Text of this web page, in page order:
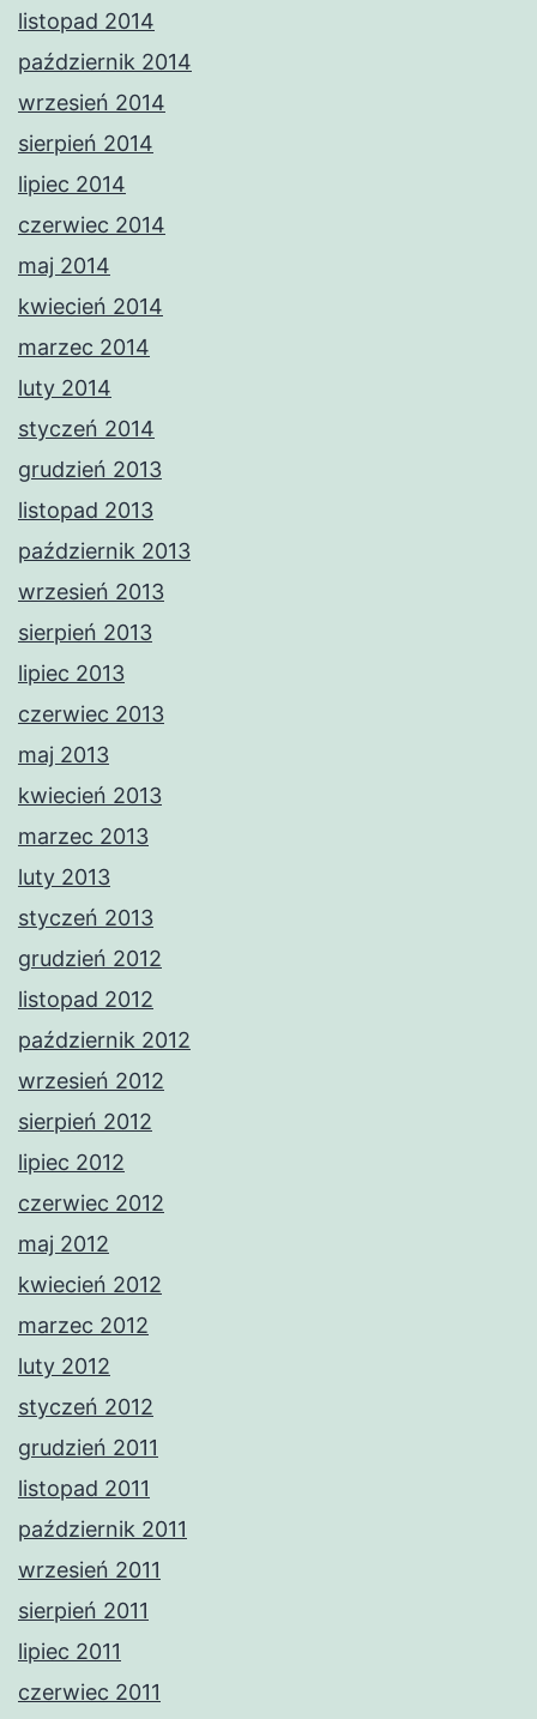
listopad 2014
październik 2014
wrzesień 2014
sierpień 2014
lipiec 2014
czerwiec 2014
maj 2014
kwiecień 2014
marzec 2014
luty 2014
styczeń 2014
grudzień 2013
listopad 2013
październik 2013
wrzesień 2013
sierpień 2013
lipiec 2013
czerwiec 2013
maj 2013
kwiecień 2013
marzec 2013
luty 2013
styczeń 2013
grudzień 2012
listopad 2012
październik 2012
wrzesień 2012
sierpień 2012
lipiec 2012
czerwiec 2012
maj 2012
kwiecień 2012
marzec 2012
luty 2012
styczeń 2012
grudzień 2011
listopad 2011
październik 2011
wrzesień 2011
sierpień 2011
lipiec 2011
czerwiec 2011